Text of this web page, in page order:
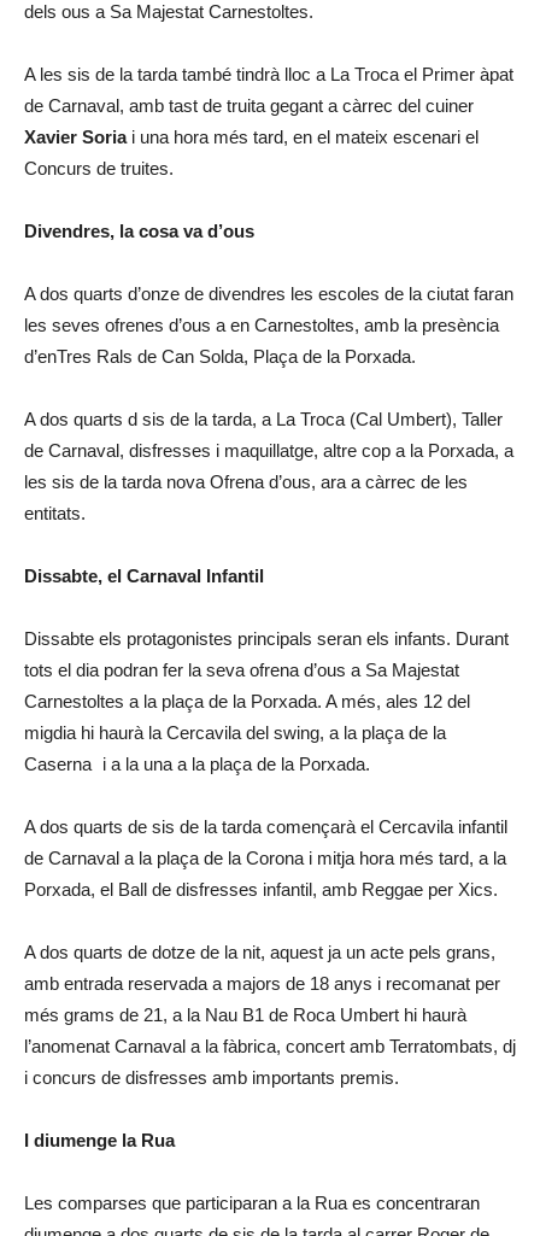
dels ous a Sa Majestat Carnestoltes.
A les sis de la tarda també tindrà lloc a La Troca el Primer àpat
de Carnaval, amb tast de truita gegant a càrrec del cuiner
Xavier Soriai una hora més tard, en el mateix escenari el
Concurs de truites.
Divendres, la cosa va d’ous
A dos quarts d’onze de divendres les escoles de la ciutat faran
les seves ofrenes d’ous a en Carnestoltes, amb la presència
d’enTres Rals de Can Solda, Plaça de la Porxada.
A dos quarts d sis de la tarda, a La Troca (Cal Umbert), Taller
de Carnaval, disfresses i maquillatge, altre cop a la Porxada, a
les sis de la tarda nova Ofrena d’ous, ara a càrrec de les
entitats.
Dissabte, el Carnaval Infantil
Dissabte els protagonistes principals seran els infants. Durant
tots el dia podran fer la seva ofrena d’ous a Sa Majestat
Carnestoltes a la plaça de la Porxada. A més, ales 12 del
migdia hi haurà la Cercavila del swing, a la plaça de la
Caserna i a la una a la plaça de la Porxada.
A dos quarts de sis de la tarda començarà el Cercavila infantil
de Carnaval a la plaça de la Corona i mitja hora més tard, a la
Porxada, el Ball de disfresses infantil, amb Reggae per Xics.
A dos quarts de dotze de la nit, aquest ja un acte pels grans,
amb entrada reservada a majors de 18 anys i recomanat per
més grams de 21, a la Nau B1 de Roca Umbert hi haurà
l’anomenat Carnaval a la fàbrica, concert amb Terratombats, dj
i concurs de disfresses amb importants premis.
I diumenge la Rua
Les comparses que participaran a la Rua es concentraran